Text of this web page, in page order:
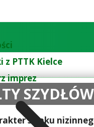
z PTTK Kielce
imprez
szlaku